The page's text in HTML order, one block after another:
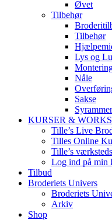
Øvet
Tilbehør
Tilbehør
Lys og
Nåle
Sakse
Syrammer
KURSER &
Tille’s Live
Tilles Online
Tille’s
Log ind på min
Tilbud
Broderiets Univers
Broderiets
Arkiv
Shop